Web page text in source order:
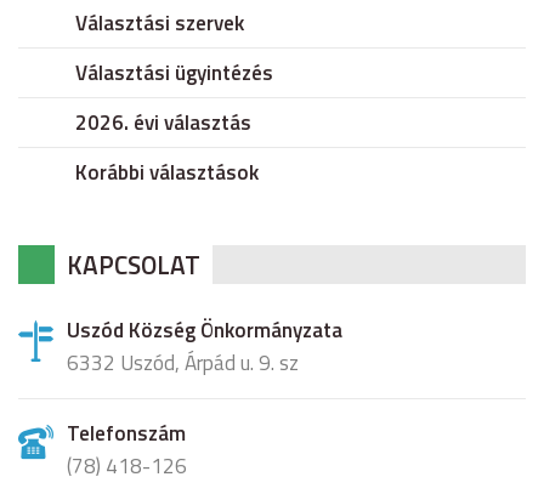
Választási szervek
Választási ügyintézés
2026. évi választás
Korábbi választások
KAPCSOLAT
Uszód Község Önkormányzata
6332 Uszód, Árpád u. 9. sz
Telefonszám
(78) 418-126